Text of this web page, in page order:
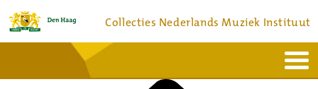
Collecties Nederlands Muziek Instituut